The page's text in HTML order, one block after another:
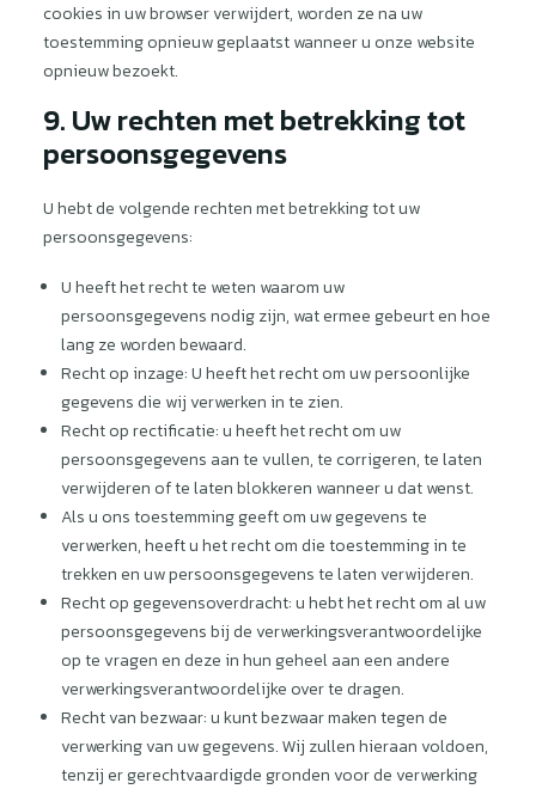
cookies in uw browser verwijdert, worden ze na uw
toestemming opnieuw geplaatst wanneer u onze website
opnieuw bezoekt.
9. Uw rechten met betrekking tot
persoonsgegevens
U hebt de volgende rechten met betrekking tot uw
persoonsgegevens:
U heeft het recht te weten waarom uw
persoonsgegevens nodig zijn, wat ermee gebeurt en hoe
lang ze worden bewaard.
Recht op inzage: U heeft het recht om uw persoonlijke
gegevens die wij verwerken in te zien.
Recht op rectificatie: u heeft het recht om uw
persoonsgegevens aan te vullen, te corrigeren, te laten
verwijderen of te laten blokkeren wanneer u dat wenst.
Als u ons toestemming geeft om uw gegevens te
verwerken, heeft u het recht om die toestemming in te
trekken en uw persoonsgegevens te laten verwijderen.
Recht op gegevensoverdracht: u hebt het recht om al uw
persoonsgegevens bij de verwerkingsverantwoordelijke
op te vragen en deze in hun geheel aan een andere
verwerkingsverantwoordelijke over te dragen.
Recht van bezwaar: u kunt bezwaar maken tegen de
verwerking van uw gegevens. Wij zullen hieraan voldoen,
tenzij er gerechtvaardigde gronden voor de verwerking